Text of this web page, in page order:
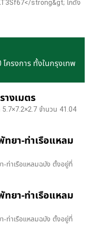
strong&gt; โกดัง
โครงการ ทั้งในกรุงเทพ
างเมตร
5.7×7.2×2.7 จำนวน 41.04
ทยา-ท่าเรือแหลม
-ท่าเรือแหลมฉบัง ตั้งอยู่ที่
ทยา-ท่าเรือแหลม
-ท่าเรือแหลมฉบัง ตั้งอยู่ที่